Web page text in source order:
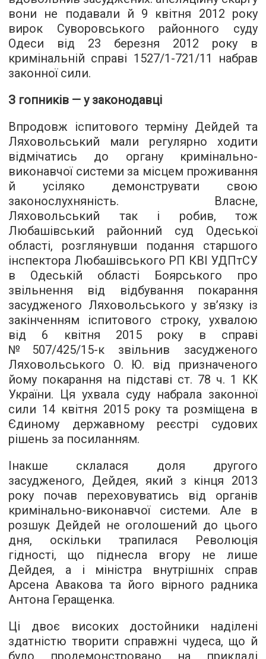
вони не подавали й 9 квітня 2012 року
вирок Суворовського районного суду
Одеси від 23 березня 2012 року в
кримінальній справі 1527/1-721/11 набрав
законної сили.
З гопників — у законодавці
Впродовж іспитового терміну Дейдей та
Ляховольський мали регулярно ходити
відмічатись до органу кримінально-
виконавчої системи за місцем проживання
й усіляко демонструвати свою
законослухняність. Власне,
Ляховольський так і робив, тож
Любашівський районний суд Одеської
області, розглянувши подання старшого
інспектора Любашівського РП КВІ УДПтСУ
в Одеській області Боярського про
звільнення від відбування покарання
засудженого Ляховольського у зв’язку із
закінченням іспитового строку, ухвалою
від 6 квітня 2015 року в справі
№507/425/15-к звільнив засудженого
Ляховольського О. Ю. від призначеного
йому покарання на підставі ст. 78 ч. 1 КК
України. Ця ухвала суду набрала законної
сили 14 квітня 2015 року та розміщена в
Єдиному державному реєстрі судових
рішень за посиланням.
Інакше склалася доля другого
засудженого, Дейдея, який з кінця 2013
року почав переховуватись від органів
кримінально-виконавчої системи. Але в
розшук Дейдей не оголошений до цього
дня, оскільки трапилася Революція
гідності, що піднесла вгору не лише
Дейдея, а і міністра внутрішніх справ
Арсена Авакова та його вірного радника
Антона Геращенка.
Ці двоє високих достойники наділені
здатністю творити справжні чудеса, що й
було продемонстровано на прикладі